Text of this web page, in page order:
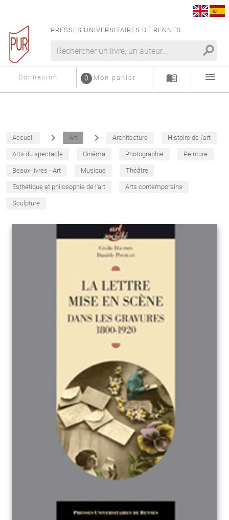
PRESSES UNIVERSITAIRES DE RENNES
search
Connexion Mon panier
0 menu_book menu
Accueil navigate_next Art navigate_next Architecture Histoire de l'art
Arts du spectacle Cinéma Photographie Peinture
Beaux-livres - Art Musique Théâtre
Esthétique et philosophie de l'art Arts contemporains
Sculpture